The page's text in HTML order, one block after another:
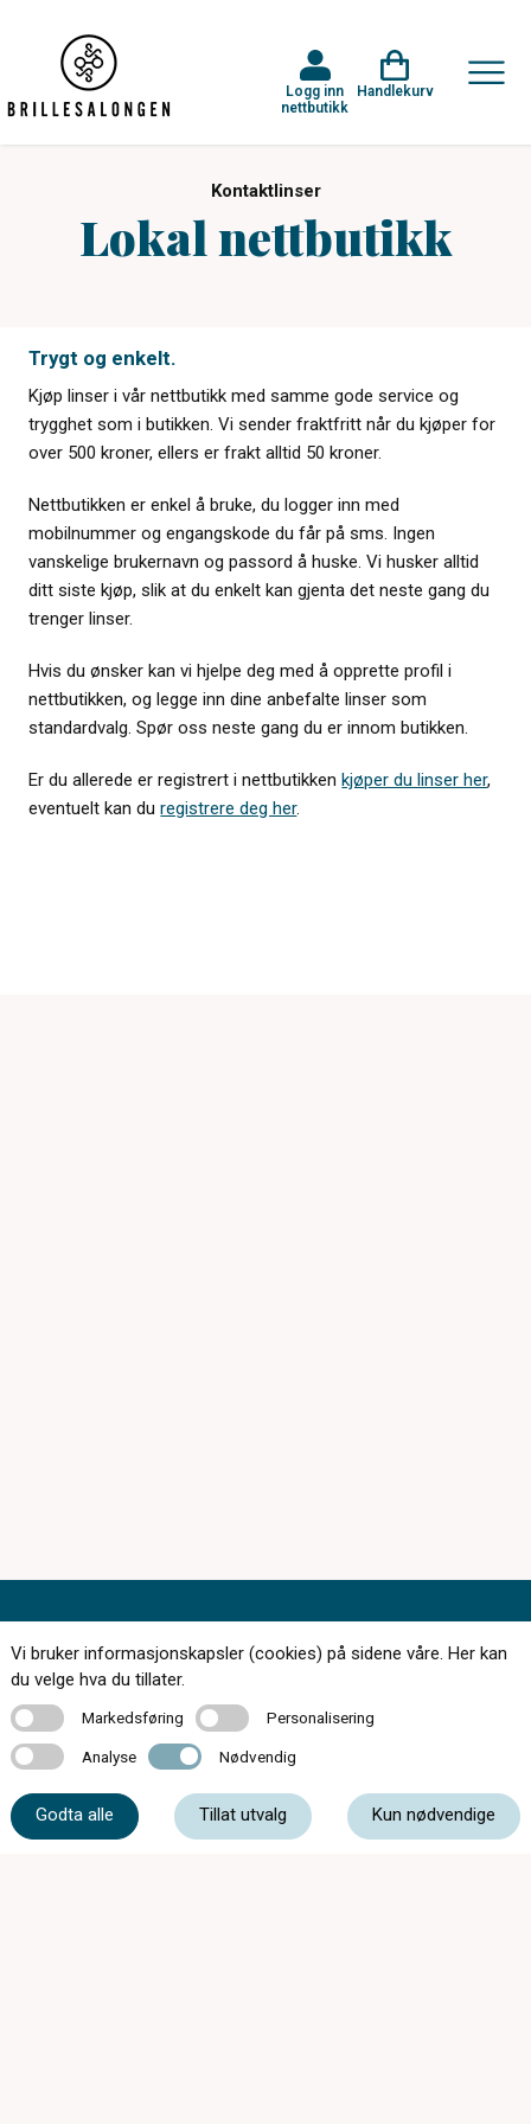
Logg inn
nettbutikk
Handlekurv
Kontaktlinser
Lokal nettbutikk
Trygt og enkelt.
Kjøp linser i vår nettbutikk med samme gode service og
trygghet som i butikken. Vi sender fraktfritt når du kjøper for
over 500 kroner, ellers er frakt alltid 50 kroner.
Nettbutikken er enkel å bruke, du logger inn med
mobilnummer og engangskode du får på sms. Ingen
vanskelige brukernavn og passord å huske. Vi husker alltid
ditt siste kjøp, slik at du enkelt kan gjenta det neste gang du
trenger linser.
Hvis du ønsker kan vi hjelpe deg med å opprette profil i
nettbutikken, og legge inn dine anbefalte linser som
standardvalg. Spør oss neste gang du er innom butikken.
Er du allerede er registrert i nettbutikkenkjøper du linser her,
eventuelt kan duregistrere deg her.
Kontakt oss
72 87 16 00
Vi bruker informasjonskapsler (cookies) på sidene våre. Her kan
du velge hva du tillater.
MarkedsføringMarkedsføring PersonaliseringPersonalisering
Analyse Analyse Nødvendig Nødvendig
Godta alle Tillat utvalg Kun nødvendige